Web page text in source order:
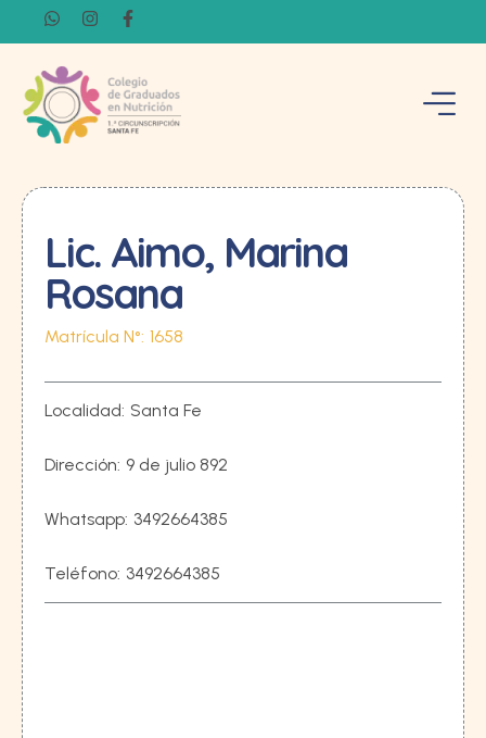
Lic. Aimo, Marina
Rosana
Matrícula N°: 1658
Localidad: Santa Fe
Dirección: 9 de julio 892
Whatsapp: 3492664385
Teléfono: 3492664385